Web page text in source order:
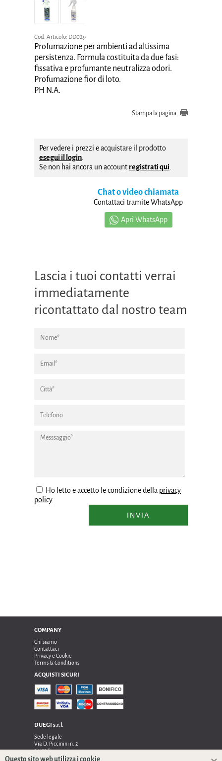
Cod. Articolo: DD029
Profumazione per ambienti ad altissima
persistenza. Formula costituita da due fasi:
fissativa e profumante neutralizza odori.
Profumazione fior di loto.
PH N.A.
Stampa la pagina
Per vedere i prezzi e acquistare il prodotto
esegui il login
Se non hai ancora un account registrati qui
Chat o video chiamata
Contattaci tramite WhatsApp
Apri WhatsApp
Lascia i tuoi contatti verrai
immediatamente
ricontattato dal nostro team
Ho letto e accetto le condizione della privacy
policy
INVIA
COMPANY
Chi siamo
Contattaci
Privacy e Cookie
Terms & Conditions
ACQUISTI SICURI
DUEGI s.r.l.
Sede legale
Via D. Piccinini n. 2
24122 Bergamo
Sede operativa e amministrativa:
Questo sito web utilizza i cookie